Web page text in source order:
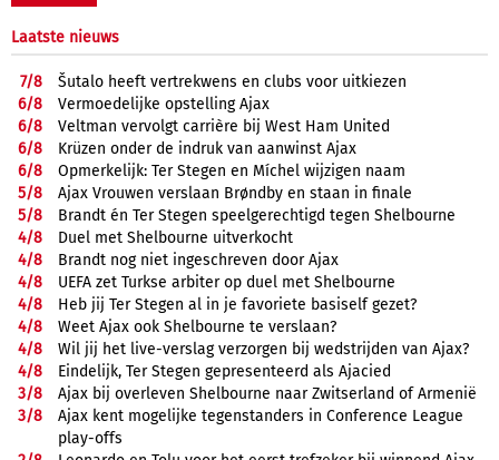
Laatste nieuws
7/8
Šutalo heeft vertrekwens en clubs voor uitkiezen
6/8
Vermoedelijke opstelling Ajax
6/8
Veltman vervolgt carrière bij West Ham United
6/8
Krüzen onder de indruk van aanwinst Ajax
6/8
Opmerkelijk: Ter Stegen en Míchel wijzigen naam
5/8
Ajax Vrouwen verslaan Brøndby en staan in finale
5/8
Brandt én Ter Stegen speelgerechtigd tegen Shelbourne
4/8
Duel met Shelbourne uitverkocht
4/8
Brandt nog niet ingeschreven door Ajax
4/8
UEFA zet Turkse arbiter op duel met Shelbourne
4/8
Heb jij Ter Stegen al in je favoriete basiself gezet?
4/8
Weet Ajax ook Shelbourne te verslaan?
4/8
Wil jij het live-verslag verzorgen bij wedstrijden van Ajax?
4/8
Eindelijk, Ter Stegen gepresenteerd als Ajacied
3/8
Ajax bij overleven Shelbourne naar Zwitserland of Armenië
3/8
Ajax kent mogelijke tegenstanders in Conference League
play-offs